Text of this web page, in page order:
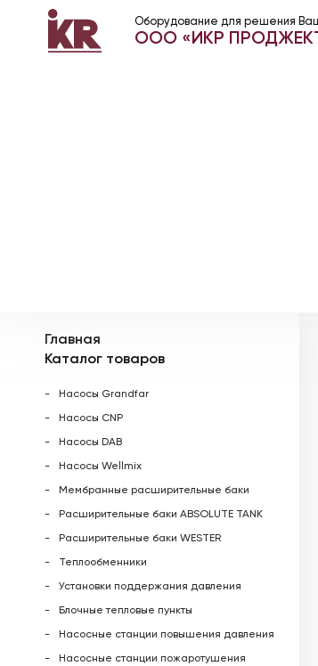
Оборудование для решения
ООО «ИКР
Главная
Каталог товаров
Насосы Grandfar
Насосы CNP
Насосы DAB
Насосы Wellmix
Мембранные расширительные баки
Расширительные баки ABSOLUTE TANK
Расширительные баки WESTER
Теплообменники
Установки поддержания давления
Блочные тепловые пункты
Насосные станции повышения давления
Насосные станции пожаротушения